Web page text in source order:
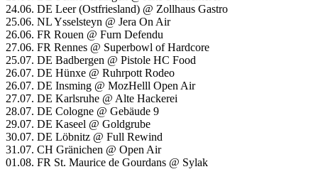
24.06. DE Leer (Ostfriesland) @ Zollhaus Gastro
25.06. NL Ysselsteyn @ Jera On Air
26.06. FR Rouen @ Furn Defendu
27.06. FR Rennes @ Superbowl of Hardcore
25.07. DE Badbergen @ Pistole HC Food
26.07. DE Hünxe @ Ruhrpott Rodeo
26.07. DE Insming @ MozHelll Open Air
27.07. DE Karlsruhe @ Alte Hackerei
28.07. DE Cologne @ Gebäude 9
29.07. DE Kaseel @ Goldgrube
30.07. DE Löbnitz @ Full Rewind
31.07. CH Gränichen @ Open Air
01.08. FR St. Maurice de Gourdans @ Sylak